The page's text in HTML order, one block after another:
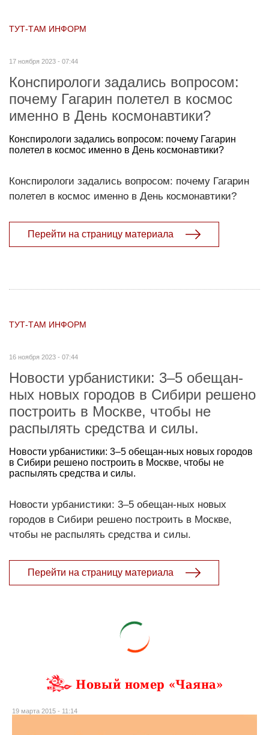
ТУТ-ТАМ ИНФОРМ
17 ноября 2023 - 07:44
Конспирологи задались вопросом:
почему Гагарин полетел в космос
именно в День космонавтики?
Конспирологи задались вопросом: почему Гагарин
полетел в космос именно в День космонавтики?
Конспирологи задались вопросом: почему Гагарин
полетел в космос именно в День космонавтики?
Перейти на страницу материала
ТУТ-ТАМ ИНФОРМ
16 ноября 2023 - 07:44
Новости урбанистики: 3–5 обещан-
ных новых городов в Сибири решено
построить в Москве, чтобы не
распылять средства и силы.
Новости урбанистики: 3–5 обещан-ных новых городов
в Сибири решено построить в Москве, чтобы не
распылять средства и силы.
Новости урбанистики: 3–5 обещан-ных новых
городов в Сибири решено построить в Москве,
чтобы не распылять средства и силы.
Перейти на страницу материала
Новый номер «Чаяна»
19 марта 2015 - 11:14